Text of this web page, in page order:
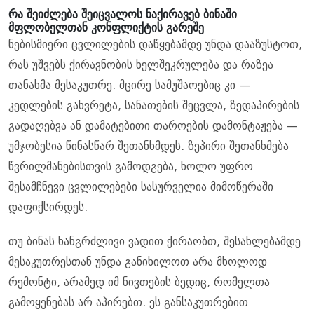
რა შეიძლება შეიცვალოს ნაქირავებ ბინაში
მფლობელთან კონფლიქტის გარეშე
ნებისმიერი ცვლილების დაწყებამდე უნდა დააზუსტოთ,
რას უშვებს ქირავნობის ხელშეკრულება და რაზეა
თანახმა მესაკუთრე. მცირე სამუშაოებიც კი —
კედლების გახვრეტა, სანათების შეცვლა, ზედაპირების
გადაღებვა ან დამატებითი თაროების დამონტაჟება —
უმჯობესია წინასწარ შეთანხმდეს. ზეპირი შეთანხმება
წვრილმანებისთვის გამოდგება, ხოლო უფრო
შესამჩნევი ცვლილებები სასურველია მიმოწერაში
დაფიქსირდეს.
თუ ბინას ხანგრძლივი ვადით ქირაობთ, შესახლებამდე
მესაკუთრესთან უნდა განიხილოთ არა მხოლოდ
რემონტი, არამედ იმ ნივთების ბედიც, რომელთა
გამოყენებას არ აპირებთ. ეს განსაკუთრებით